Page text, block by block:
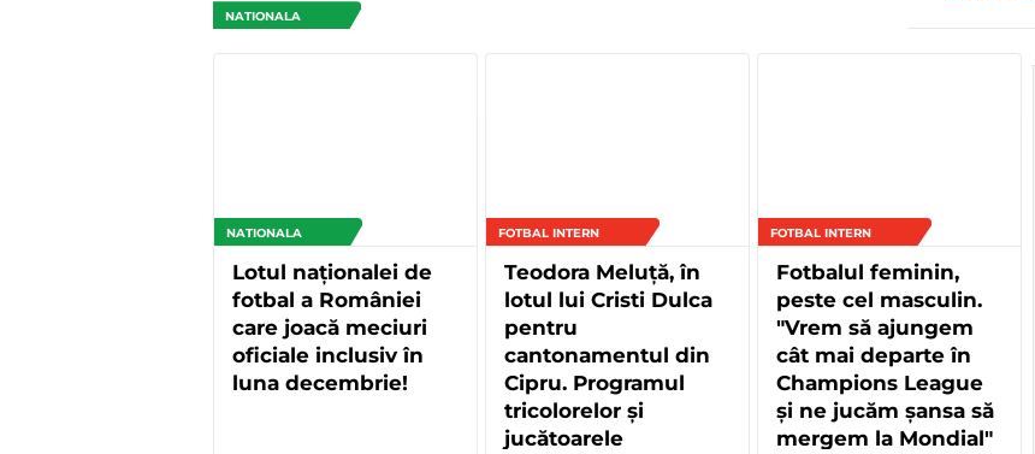
NATIONALA
NATIONALA
Lotul naționalei de
fotbal a României
care joacă meciuri
oficiale inclusiv în
luna decembrie!
FOTBAL INTERN
Teodora Meluță, în
lotul lui Cristi Dulca
pentru
cantonamentul din
Cipru. Programul
tricolorelor și
jucătoarele
FOTBAL INTERN
Fotbalul feminin,
peste cel masculin.
"Vrem să ajungem
cât mai departe în
Champions League
și ne jucăm șansa să
mergem la Mondial"